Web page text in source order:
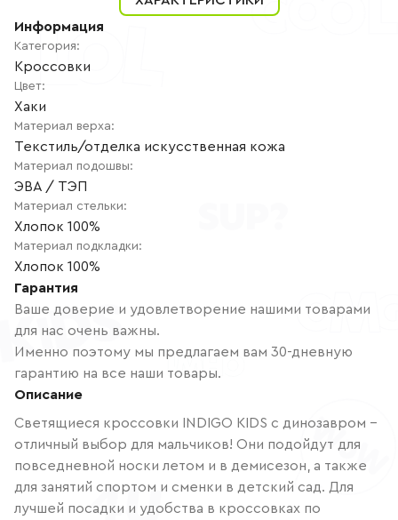
Информация
Категория:
Кроссовки
Цвет:
Хаки
Материал верха:
Текстиль/отделка искусственная кожа
Материал подошвы:
ЭВА / ТЭП
Материал стельки:
Хлопок 100%
Материал подкладки:
Хлопок 100%
Гарантия
Ваше доверие и удовлетворение нашими товарами
для нас очень важны.
Именно поэтому мы предлагаем вам 30-дневную
гарантию на все наши товары.
Описание
Светящиеся кроссовки INDIGO KIDS с динозавром -
отличный выбор для мальчиков! Они подойдут для
повседневной носки летом и в демисезон, а также
для занятий спортом и сменки в детский сад. Для
лучшей посадки и удобства в кроссовках по